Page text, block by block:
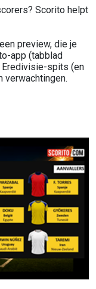
Scorito helpt
preview, die je
app (tabblad
spits (en
verwachtingen.